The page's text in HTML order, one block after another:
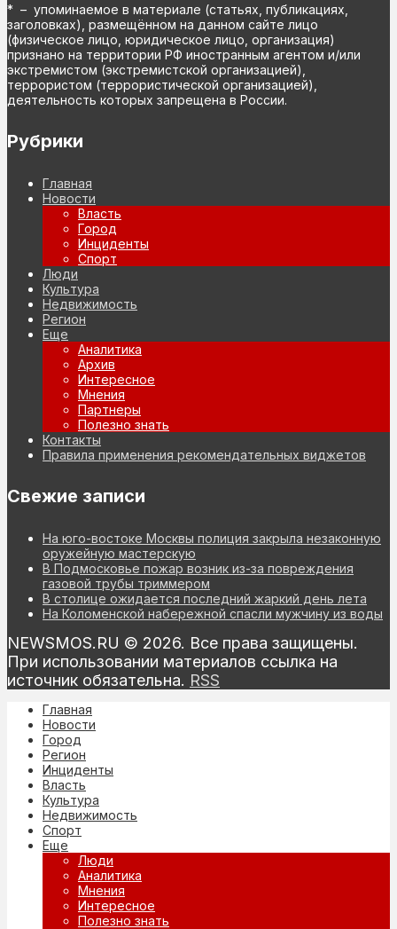
* – упоминаемое в материале (статьях, публикациях,
заголовках), размещённом на данном сайте лицо
(физическое лицо, юридическое лицо, организация)
признано на территории РФ иностранным агентом и/или
экстремистом (экстремистской организацией),
террористом (террористической организацией),
деятельность которых запрещена в России.
Рубрики
Главная
Новости
Власть
Город
Инциденты
Спорт
Люди
Культура
Недвижимость
Регион
Еще
Аналитика
Архив
Интересное
Мнения
Партнеры
Полезно знать
Контакты
Правила применения рекомендательных виджетов
Свежие записи
На юго-востоке Москвы полиция закрыла незаконную
оружейную мастерскую
В Подмосковье пожар возник из-за повреждения
газовой трубы триммером
В столице ожидается последний жаркий день лета
На Коломенской набережной спасли мужчину из воды
NEWSMOS.RU © 2026. Все права защищены.
При использовании материалов ссылка на
источник обязательна. RSS
Главная
Новости
Город
Регион
Инциденты
Власть
Культура
Недвижимость
Спорт
Еще
Люди
Аналитика
Мнения
Интересное
Полезно знать